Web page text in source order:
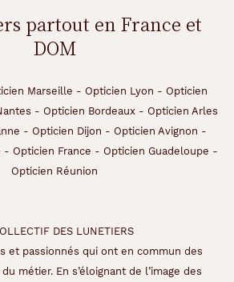
partout en France et
DOM
Marseille - Opticien Lyon - Opticien
- Opticien Bordeaux- Opticien Arles
- Opticien Dijon - Opticien Avignon -
- Opticien France - Opticien Guadeloupe -
Opticien Réunion
DES LUNETIERS
et passionnés qui ont en commun des
métier. En s’éloignant de l’image des